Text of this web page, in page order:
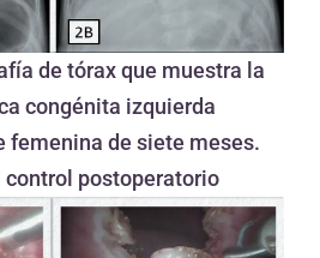
de tórax que muestra la
congénita izquierda
femenina de siete meses.
control postoperatorio